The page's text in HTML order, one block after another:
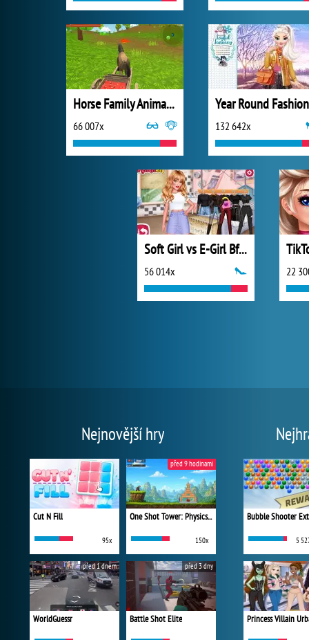
Horse Family Animal Simulator 3D
66 007x 132 642x
Soft Girl vs E-Girl Bffs Looks
56 014x 22
Nejnovější hry
Cut N Fill
95x
One Shot Tower: Physics Destroyer
150x
před 9 hodinami
WorldGuessr
před 1 dnem
Battle Shot Elite
před 3 dny
Bubble Shooter
5